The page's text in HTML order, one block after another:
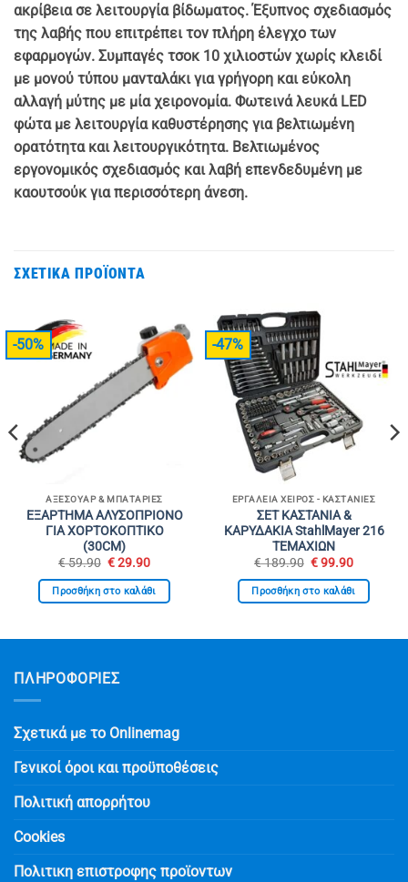
ακρίβεια σε λειτουργία βίδωματος. Έξυπνος σχεδιασμός
της λαβής που επιτρέπει τον πλήρη έλεγχο των
εφαρμογών. Συμπαγές τσοκ 10 χιλιοστών χωρίς κλειδί
με μονού τύπου μανταλάκι για γρήγορη και εύκολη
αλλαγή μύτης με μία χειρονομία. Φωτεινά λευκά LED
φώτα με λειτουργία καθυστέρησης για βελτιωμένη
ορατότητα και λειτουργικότητα. Βελτιωμένος
εργονομικός σχεδιασμός και λαβή επενδεδυμένη με
καουτσούκ για περισσότερη άνεση.
ΣΧΕΤΙΚΆ ΠΡΟΪΌΝΤΑ
-50%
ΑΞΕΣΟΥΆΡ & ΜΠΑΤΑΡΊΕΣ
ΕΞΑΡΤΗΜΑ ΑΛΥΣΟΠΡΙΟΝΟ
ΓΙΑ ΧΟΡΤΟΚΟΠΤΙΚΟ
(30CM)
€59.90 Original
was:
€ 59.90.
€29.90Η
τιμή
είναι:
Προσθήκη στο καλάθι
-47%
ΕΡΓΑΛΕΊΑ ΧΕΙΡΌΣ - ΚΑΣΤΆΝΙΕΣ
ΣΕΤ ΚΑΣΤΑΝΙΑ &
ΚΑΡΥΔΑΚΙΑ StahlMayer 216
ΤΕΜΑΧΙΩΝ
€189.90 Original
was:
€ 189.90.
€99.90Η
τιμή
είναι:
Προσθήκη στο καλάθι
ΠΛΗΡΟΦΟΡΙΕΣ
Σχετικά με το Onlinemag
Γενικοί όροι και προϋποθέσεις
Πολιτική απορρήτου
Cookies
Πολιτικη επιστροφης προϊοντων